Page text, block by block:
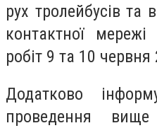
рух тролейбусів та
контактної
робіт 9 та 10
Додатково
проведення вище